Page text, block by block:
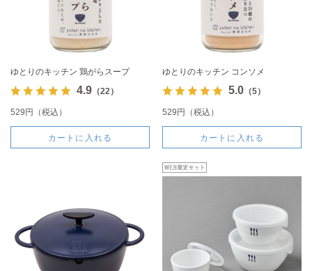
ゆとりのキッチン 鶏がらスープ
4.9（22）
529円（税込）
カートに入れる
ゆとりのキッチン コンソメ
5.0（5）
529円（税込）
カートに入れる